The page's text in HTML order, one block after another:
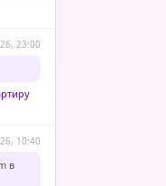
23:00
10:40
в